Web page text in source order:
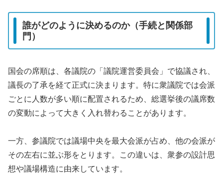
誰がどのように決めるのか（手続と関係部
門）
国会の席順は、各議院の「議院運営委員会」で協議され、
議長の了承を経て正式に決まります。特に衆議院では会派
ごとに人数が多い順に配置されるため、総選挙後の議席数
の変動によって大きく入れ替わることがあります。
一方、参議院では議場中央を最大会派が占め、他の会派が
その左右に並ぶ形をとります。この違いは、衆参の設計思
想や議場構造に由来しています。